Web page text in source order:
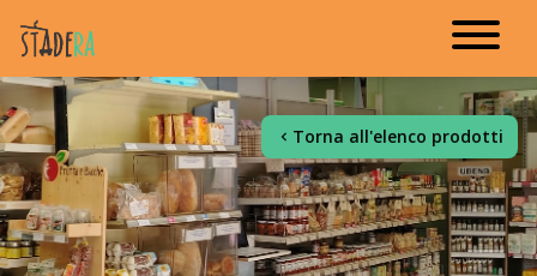
Torna all'elenco prodotti